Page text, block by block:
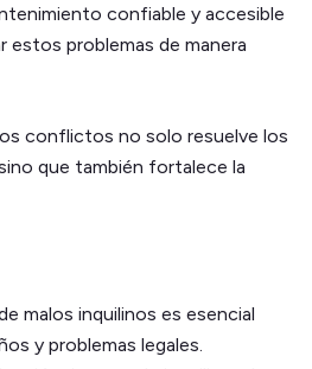
confiable y accesible
estos problemas de manera
conflictos no solo resuelve los
que también fortalece la
malos inquilinos es esencial
y problemas legales.